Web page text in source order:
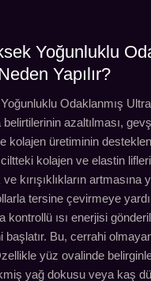
Yoğunluklu
Yapılır?
Odaklanmış
azaltılması,
kolajen üretiminin
kolajen ve elastin
kırışıklıkların artmasına
tersine çevirmeye
kontrollü ısı enerjisi
başlatır. Bu, cerrahi
yüz ovalinde
yağ dokusu veya kaş